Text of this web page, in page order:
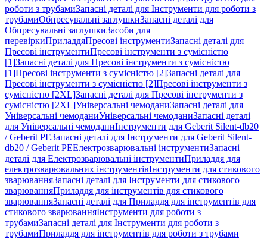
роботи з трубамиЗапасні деталі для Інструменти для роботи з
трубамиОбпресувальні заглушкиЗапасні деталі для
Обпресувальні заглушкиЗасоби для
перевіркиПриладдяПресові інструментиЗапасні деталі для
Пресові інструментиПресові інструменти з сумісністю
[1]Запасні деталі для Пресові інструменти з сумісністю
[1]Пресові інструменти з сумісністю [2]Запасні деталі для
Пресові інструменти з сумісністю [2]Пресові інструменти з
сумісністю [2XL]Запасні деталі для Пресові інструменти з
сумісністю [2XL]Універсальні чемоданиЗапасні деталі для
Універсальні чемоданиУніверсальні чемоданиЗапасні деталі
для Універсальні чемоданиІнструменти для Geberit Silent-db20
/ Geberit PEЗапасні деталі для Інструменти для Geberit Silent-
db20 / Geberit PEЕлектрозварювальні інструментиЗапасні
деталі для Електрозварювальні інструментиПриладдя для
електрозварювальних інструментівІнструменти для стикового
зварюванняЗапасні деталі для Інструменти для стикового
зварюванняПриладдя для інструментів для стикового
зварюванняЗапасні деталі для Приладдя для інструментів для
стикового зварюванняІнструменти для роботи з
трубамиЗапасні деталі для Інструменти для роботи з
трубамиПриладдя для інструментів для роботи з трубами